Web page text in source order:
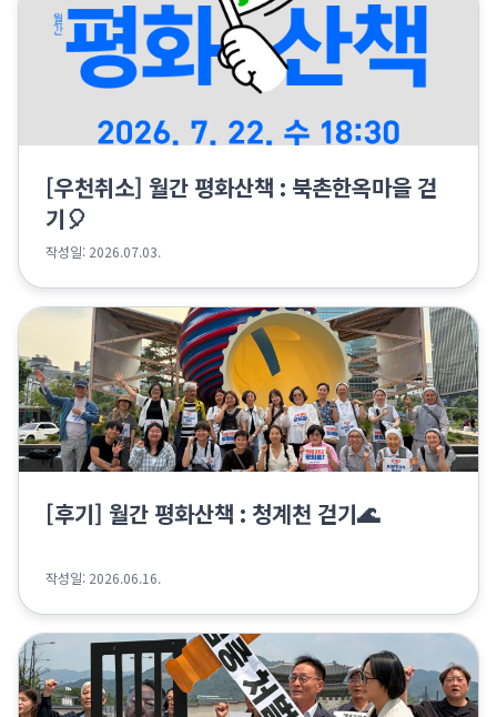
[우천취소] 월간 평화산책 : 북촌한옥마을 걷
기🎈
작성일: 2026.07.03.
[후기] 월간 평화산책 : 청계천 걷기🌊
작성일: 2026.06.16.